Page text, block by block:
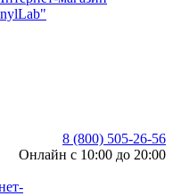
8 (800) 505-26-56
Онлайн с 10:00 до 20:00